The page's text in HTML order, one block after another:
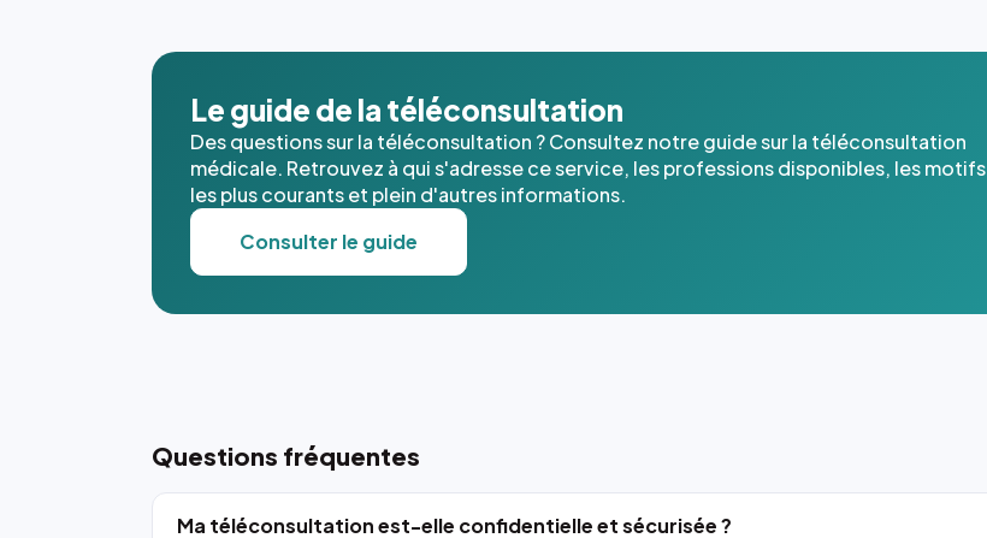
l'annuaire
dans ce
cas. #}
cas. #}
Le guide de la téléconsultation
Des questions sur la téléconsultation ? Consultez notre guide sur la téléconsultation
médicale. Retrouvez à qui s'adresse ce service, les professions disponibles, les motifs
les plus courants et plein d'autres informations.
Consulter le guide
Questions fréquentes
Ma téléconsultation est-elle confidentielle et sécurisée ?